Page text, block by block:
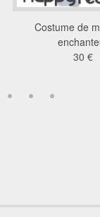
Costume de
30 €